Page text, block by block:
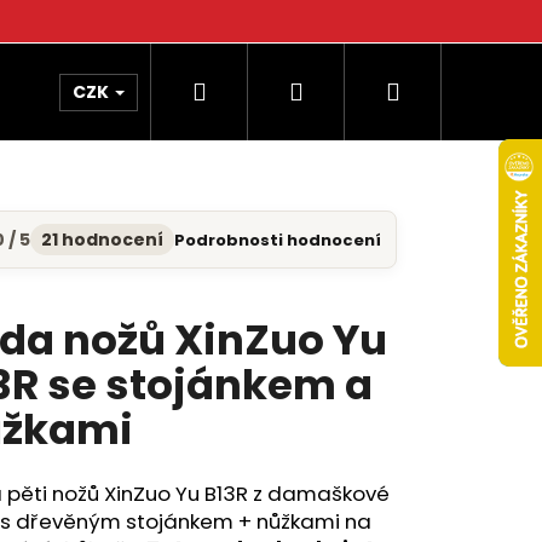
CZK Hledat PřihlášeníNákupní
/ 5 21 hodnocení Podrobnosti hodnocení
nožů XinZuo Yu
se stojánkem a
nožů XinZuo Yu B13R z damaškové
dřevěným stojánkem + nůžkami na